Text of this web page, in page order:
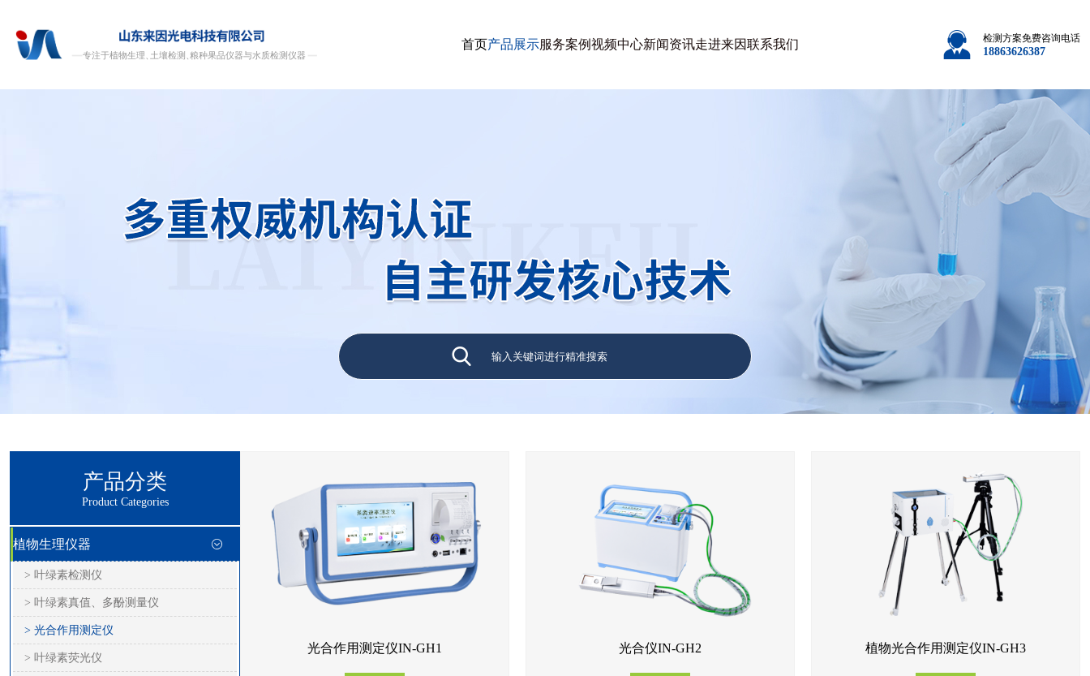
首页产品展示服务案例视频中心新闻资讯走进来因联系我们 检测方案免费咨询电话
18863626387
产品分类
Product Categories
植物生理仪器
> 叶绿素检测仪
> 叶绿素真值、多酚测量仪
> 光合作用测定仪
> 叶绿素荧光仪
光合作用测定仪IN-GH1 光合仪IN-GH2 植物光合作用测定仪IN-GH3